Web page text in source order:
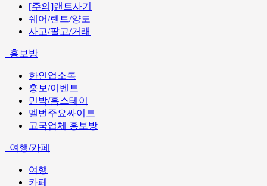
[주의]랜트사기
쉐어/렌트/양도
사고/팔고/거래
홍보방
한인업소록
홍보/이벤트
민박/홈스테이
멜번주요싸이트
고국업체 홍보방
여행/카페
여행
카페